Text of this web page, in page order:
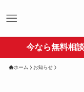
今なら無料相
ホーム お知らせ